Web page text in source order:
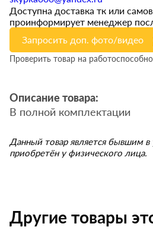
Доступна доставка тк или
проинформирует менеджер
Запросить доп. фото/видео
Проверить товар на
Описание товара:
В полной комплектации
Данный товар является бывшим в
приобретён у физического лица.
Другие товары